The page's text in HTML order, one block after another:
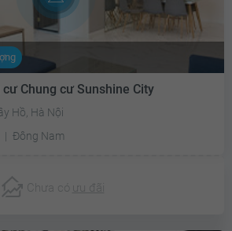
Chung cư Sunshine City
Hồ, Hà Nội
Đông Nam
Chưa có ưu đãi